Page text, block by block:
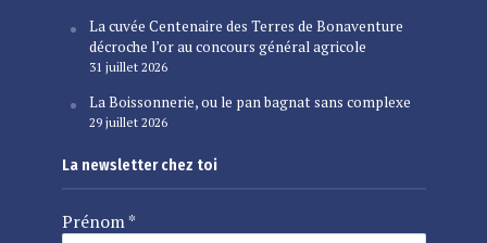
La cuvée Centenaire des Terres de Bonaventure
décroche l’or au concours général agricole
31 juillet 2026
La Boissonnerie, ou le pan bagnat sans complexe
29 juillet 2026
La newsletter chez toi
Prénom*